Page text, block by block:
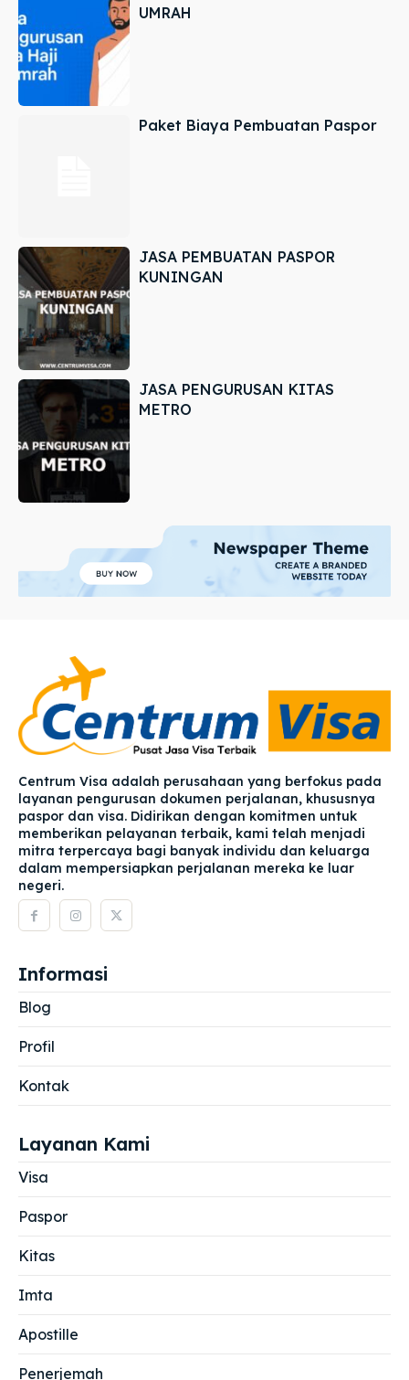
UMRAH
Paket Biaya Pembuatan Paspor
JASA PEMBUATAN PASPOR
KUNINGAN
JASA PENGURUSAN KITAS
METRO
Centrum Visa adalah perusahaan yang berfokus pada
layanan pengurusan dokumen perjalanan, khususnya
paspor dan visa. Didirikan dengan komitmen untuk
memberikan pelayanan terbaik, kami telah menjadi
mitra terpercaya bagi banyak individu dan keluarga
dalam mempersiapkan perjalanan mereka ke luar
negeri.
Informasi
Blog
Profil
Kontak
Layanan Kami
Visa
Paspor
Kitas
Imta
Apostille
Penerjemah